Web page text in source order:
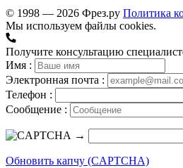
© 1998 — 2026 Фрез.ру Политика
Мы используем файлы cookies.
Получите консультацию
Имя :
Электронная почта :
Телефон :
Сообщение :
→
Обновить капчу (CAPTCHA)